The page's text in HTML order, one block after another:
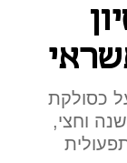
כסולקת
וחצי,